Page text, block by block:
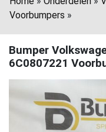
Voorbumpers »
Bumper
6C0807221